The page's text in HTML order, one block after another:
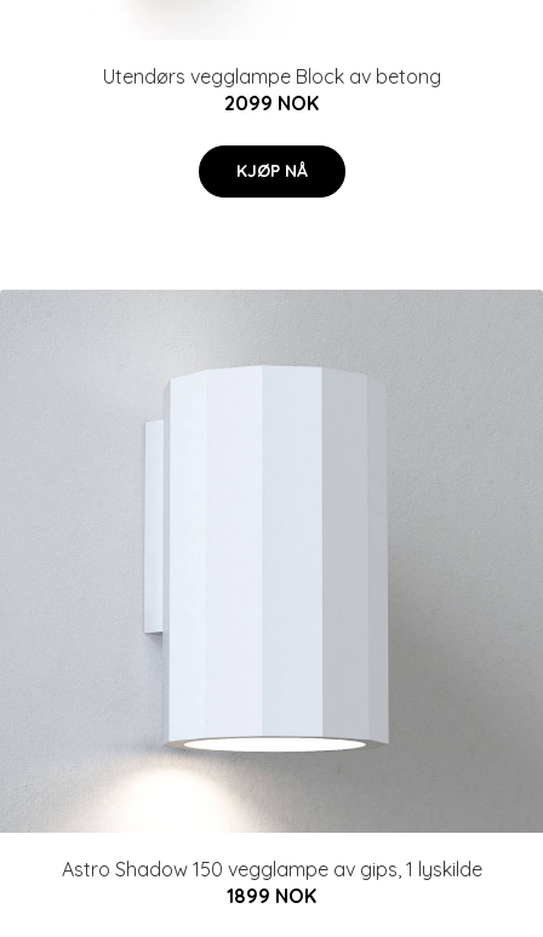
Utendørs vegglampe Block av betong
2099 NOK
KJØP NÅ
Astro Shadow 150 vegglampe av gips, 1 lyskilde
1899 NOK